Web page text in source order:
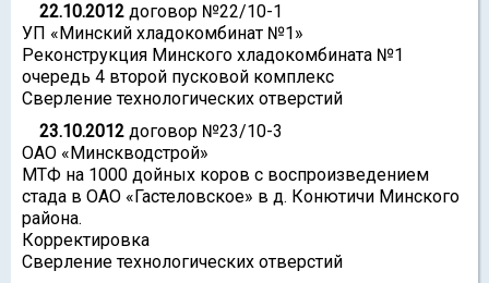
22.10.2012 договор №22/10-1
УП «Минский хладокомбинат №1»
Реконструкция Минского хладокомбината №1
очередь 4 второй пусковой комплекс
Сверление технологических отверстий
23.10.2012 договор №23/10-3
ОАО «Минскводстрой»
МТФ на 1000 дойных коров с воспроизведением
стада в ОАО «Гастеловское» в д. Конютичи Минского
района.
Корректировка
Сверление технологических отверстий